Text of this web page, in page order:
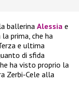
ballerina Alessia e
prima, che ha
e ultima
di sfida
ha visto proprio la
Zerbi-Cele alla